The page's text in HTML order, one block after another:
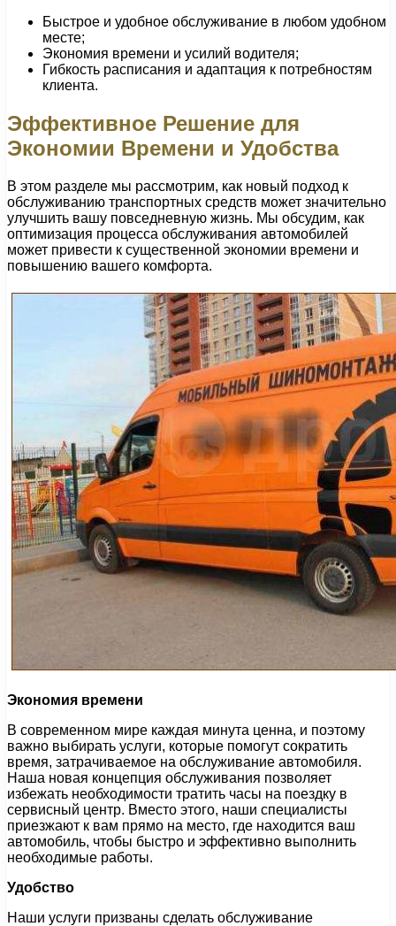
Быстрое и удобное обслуживание в любом удобном
месте;
Экономия времени и усилий водителя;
Гибкость расписания и адаптация к потребностям
клиента.
Эффективное Решение для
Экономии Времени и Удобства
В этом разделе мы рассмотрим, как новый подход к
обслуживанию транспортных средств может значительно
улучшить вашу повседневную жизнь. Мы обсудим, как
оптимизация процесса обслуживания автомобилей
может привести к существенной экономии времени и
повышению вашего комфорта.
Экономия времени
В современном мире каждая минута ценна, и поэтому
важно выбирать услуги, которые помогут сократить
время, затрачиваемое на обслуживание автомобиля.
Наша новая концепция обслуживания позволяет
избежать необходимости тратить часы на поездку в
сервисный центр. Вместо этого, наши специалисты
приезжают к вам прямо на место, где находится ваш
автомобиль, чтобы быстро и эффективно выполнить
необходимые работы.
Удобство
Наши услуги призваны сделать обслуживание